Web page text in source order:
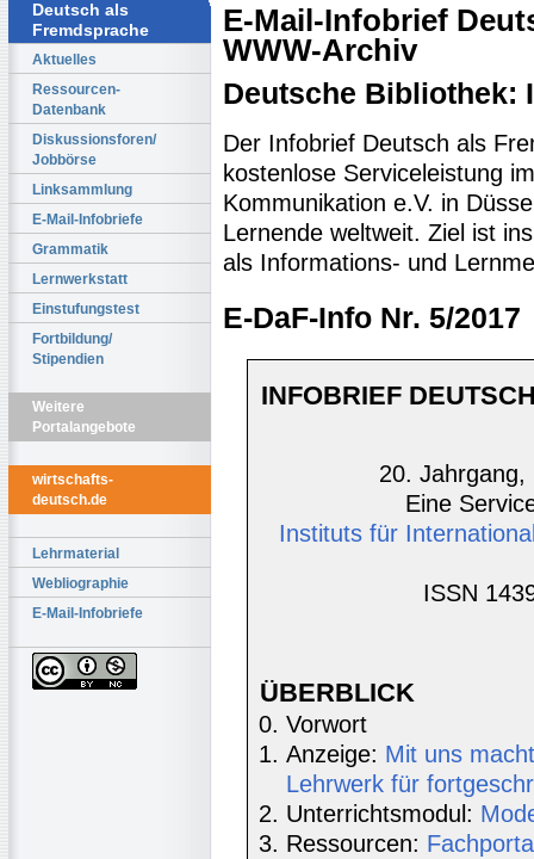
Deutsch als
Fremdsprache
Aktuelles
Ressourcen-
Datenbank
Diskussionsforen/
Jobbörse
Linksammlung
E-Mail-Infobriefe
Grammatik
Lernwerkstatt
Einstufungstest
Fortbildung/
Stipendien
Weitere
Portalangebote
wirtschafts-
deutsch.de
Lehrmaterial
Webliographie
E-Mail-Infobriefe
E-Mail-Infobrief
WWW-Archiv
Deutsche Bibliothek:
Der Infobrief Deutsch als
kostenlose Serviceleistung
Kommunikation e.V. in
Lernende weltweit. Ziel ist
als Informations- und
E-DaF-Info Nr. 5/2017
INFOBRIEF
20. Jahrgang,
Eine
Instituts für
ISSN
ÜBERBLICK
Vorwort
Anzeige: Mit uns
Lehrwerk für
Unterrichtsmodul:
Ressourcen: